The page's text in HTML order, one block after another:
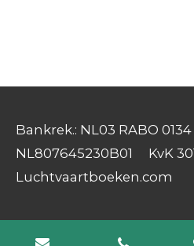
Bankrek.: NL03 RABO
NL807645230B01 KvK
Luchtvaartboeken.com